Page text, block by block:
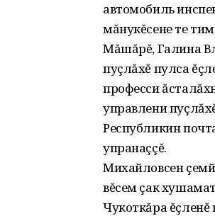
автомобиль
мăнукĕсене те
Мăшăрĕ, Галина
пуçлăхĕ пулса
професси
управлени
Республикин
упранаççĕ.
Михайловсен
вĕсем çак
Чукоткăра